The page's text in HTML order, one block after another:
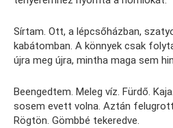
Sírtam. Ott, a lépcsőházban,
kabátomban. A könnyek csak
újra meg újra, mintha maga sem
Beengedtem. Meleg víz. Fürdő.
sosem evett volna. Aztán
Rögtön. Gömbbé tekeredve.